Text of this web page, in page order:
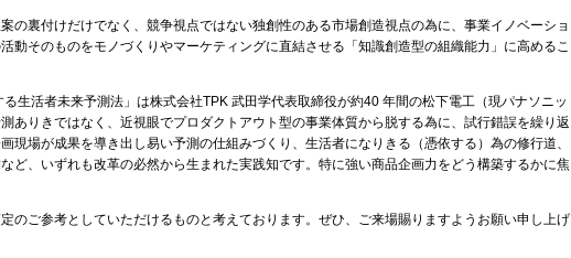
の裏付けだけでなく、競争視点ではない独創性のある市場創造視点の為に、事業イノベーショ
動そのものをモノづくりやマーケティングに直結させる「知識創造型の組織能力」に高めるこ
生活者未来予測法」は株式会社TPK 武田学代表取締役が約40 年間の松下電工（現パナソニッ
ありきではなく、近視眼でプロダクトアウト型の事業体質から脱する為に、試行錯誤を繰り返
現場が成果を導き出し易い予測の仕組みづくり、生活者になりきる（憑依する）為の修行道、
ど、いずれも改革の必然から生まれた実践知です。特に強い商品企画力をどう構築するかに焦
のご参考としていただけるものと考えております。ぜひ、ご来場賜りますようお願い申し上げ